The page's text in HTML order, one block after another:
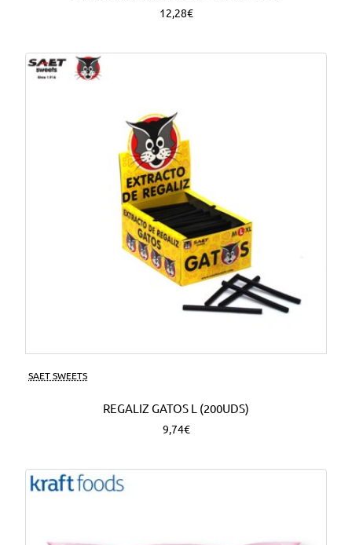
12,28€
SAET SWEETS
REGALIZ GATOS L (200UDS)
9,74€